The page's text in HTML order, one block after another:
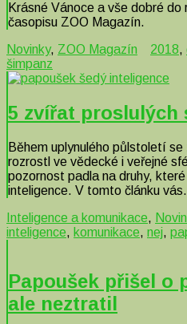
Krásné Vánoce a vše dobré
časopisu ZOO Magazín.
Novinky, ZOO Magazín 2018,
šimpanz
5 zvířat proslulých
Během uplynulého půlstoletí
rozrostl ve vědecké i veřejné
pozornost padla na druhy,
inteligence. V tomto článku
Inteligence a komunikace,
inteligence, komunikace, nej,
Papoušek přišel o
ale neztratil